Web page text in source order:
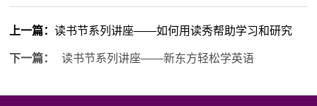
上一篇：读书节系列讲座——如何用读秀帮助学习和研究
下一篇： 读书节系列讲座——新东方轻松学英语